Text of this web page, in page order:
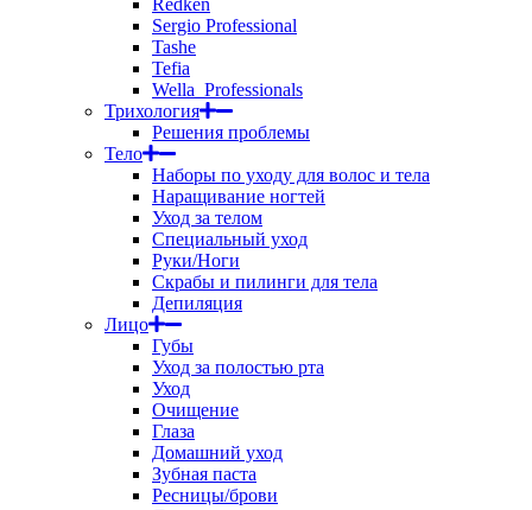
Redken
Sergio Professional
Tashe
Tefia
Wella_Professionals
Трихология
Решения проблемы
Тело
Наборы по уходу для волос и тела
Наращивание ногтей
Уход за телом
Специальный уход
Руки/Ноги
Скрабы и пилинги для тела
Депиляция
Лицо
Губы
Уход за полостью рта
Уход
Очищение
Глаза
Домашний уход
Зубная паста
Ресницы/брови